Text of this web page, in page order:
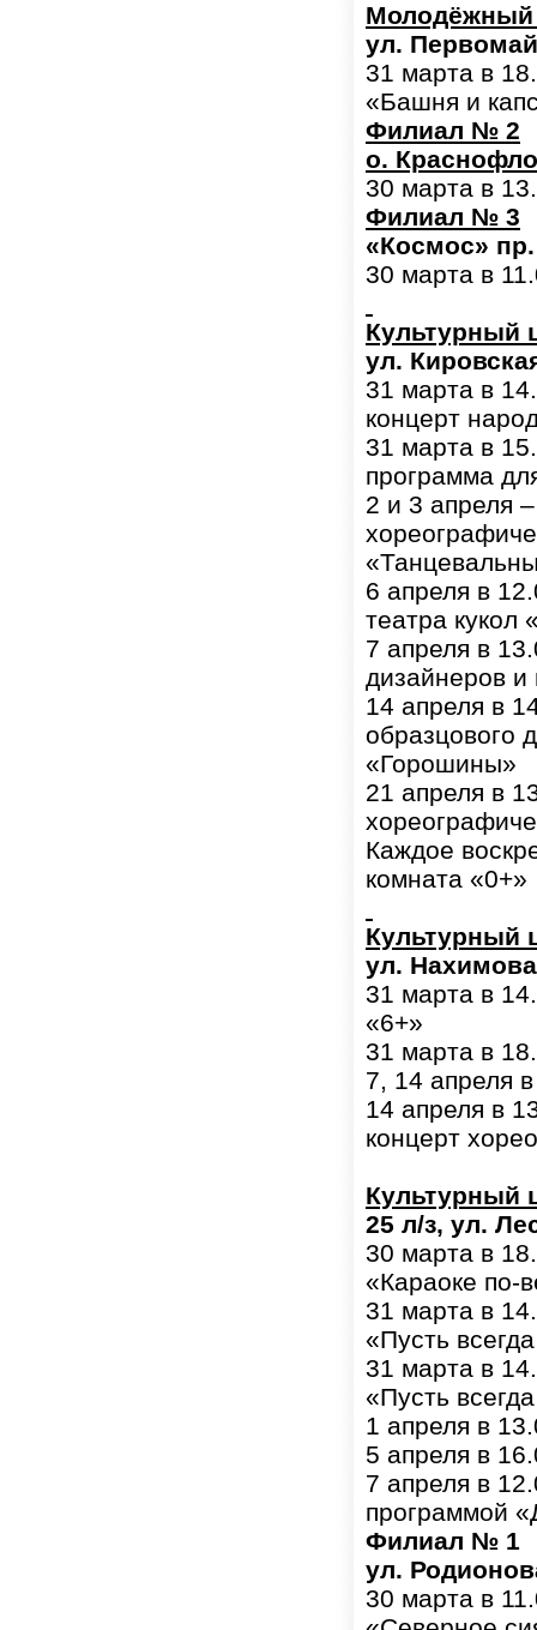
Молодёжный
ул.
31 марта в
«Башня и
Филиал № 2
о.
30 марта в
Филиал № 3
«Космос»
30 марта в
Культурный
ул.
31 марта в
концерт
31 марта в
программа
2 и 3 апреля
6 апреля в
театра кукол
7 апреля в
дизайнеров
14 апреля в
образцового
«Горошины»
21 апреля в
Каждое
комната «0+»
Культурный
ул.
31 марта в
«6+»
31 марта в
7, 14 апреля
14 апреля в
концерт
Культурный
25 л/з, ул.
30 марта в
«Караоке по-
31 марта в
«Пусть
31 марта в
«Пусть
1 апреля в
5 апреля в
7 апреля в
программой
Филиал № 1
ул.
30 марта в